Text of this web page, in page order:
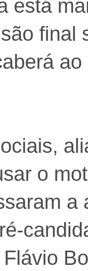
está
final
o
a